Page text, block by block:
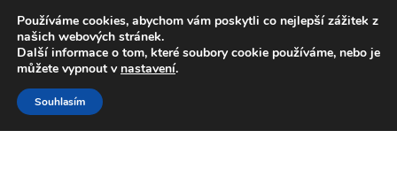
DOPRAVA od 139,-Kč
Volejte po-pá 9-16 704 494 494
Přeskočit
na
navigaci
Přejít
k
obsahu
Používáme cookies, abychom vám poskytli co nejlepší zážitek z
našich webových stránek.
Další informace o tom, které soubory cookie používáme, nebo je
můžete vypnout v nastavení.
Souhlasím